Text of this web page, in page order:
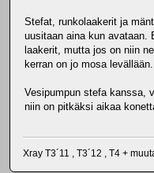
Stefat, runkolaakerit ja
uusitaan aina kun avataan.
laakerit, mutta jos on niin
kerran on jo mosa levällään...
Vesipumpun stefa kanssa,
niin on pitkäksi aikaa
Xray T3´11 , T3´12 , T4 +